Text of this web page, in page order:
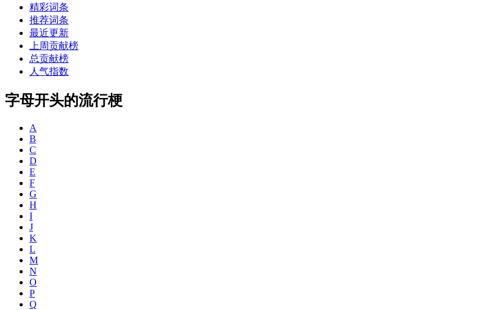
精彩词条
推荐词条
最近更新
上周贡献榜
总贡献榜
人气指数
字母开头的流行梗
A
B
C
D
E
F
G
H
I
J
K
L
M
N
O
P
Q